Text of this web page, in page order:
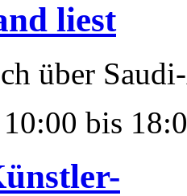
liest
über
bis